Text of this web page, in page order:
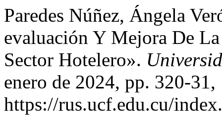
Paredes Núñez, Ángela
evaluación Y Mejora De
Sector Hotelero».
enero de 2024, pp. 320-31,
https://rus.ucf.edu.cu/